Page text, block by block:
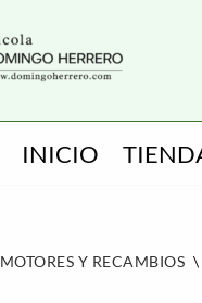
INICIO
MOTORES Y RECAMBIOS \